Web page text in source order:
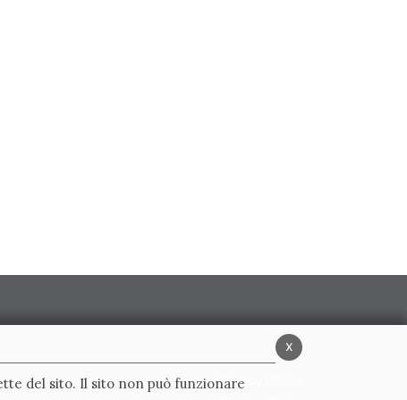
Privacy Policy
x
del sito. Il sito non può funzionare